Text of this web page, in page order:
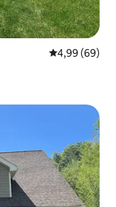
საშუალო
4,99 (69)